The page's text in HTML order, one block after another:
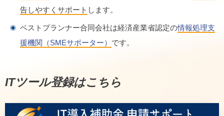
告しやすくサポート します。
ベストプランナー合同会社は経済産業省認定の情報処理支
援機関（SMEサポーター） です。
ITツール登録はこちら